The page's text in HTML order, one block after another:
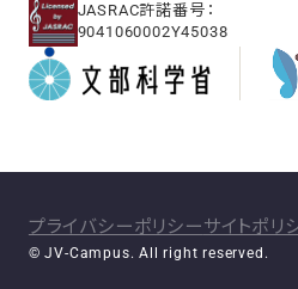
JASRAC許諾番号：
9041060002Y45038
プライバシーポリシーサイトポリ
© JV-Campus. All right reserved.